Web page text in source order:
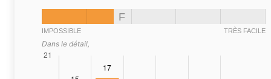
F
IMPOSSIBLE TRÈS FACILE
Dans le détail,